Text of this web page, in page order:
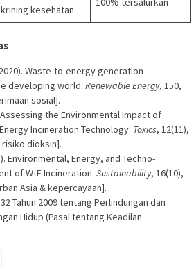
kesehatan
Waste-to-energy generation
developing world. Renewable Energy, 150,
sosial].
Assessing the Environmental Impact of
Incineration Technology. Toxics, 12(11),
dioksin].
Environmental, Energy, and Techno-
of WtE Incineration. Sustainability, 16(10),
Asia & kepercayaan].
Tahun 2009 tentang Perlindungan dan
Hidup (Pasal tentang Keadilan